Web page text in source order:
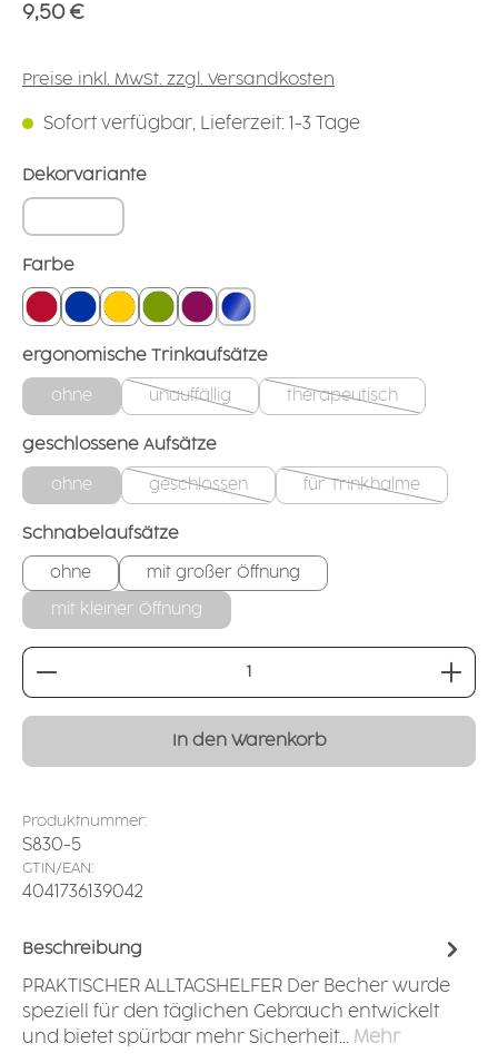
Regulärer Preis:
9,50 €
Preise inkl. MwSt. zzgl. Versandkosten
Sofort verfügbar, Lieferzeit: 1-3 Tage
Dekorvarianteauswählen
Farbeauswählen
rot blau gelb grünbrombeerblau-transparent
ergonomische Trinkaufsätzeauswählen
ohne unauffällig
(Diese Option ist zurzeit nicht verfügbar.)
therapeutisch
(Diese Option ist
geschlossene Aufsätzeauswählen
ohne geschlossen
(Diese Option ist zurzeit nicht verfügbar.)
für Trinkhalme
(Diese Option ist
Schnabelaufsätzeauswählen
ohne mit großer Öffnung
mit kleiner Öffnung
Produkt Anzahl: Gib den gewünschten Wert
In den Warenkorb
Produktnummer:
S830-5
GTIN/EAN:
4041736139042
Beschreibung
PRAKTISCHER ALLTAGSHELFER Der Becher wurde
speziell für den täglichen Gebrauch entwickelt
und bietet spürbar mehr Sicherheit… Mehr